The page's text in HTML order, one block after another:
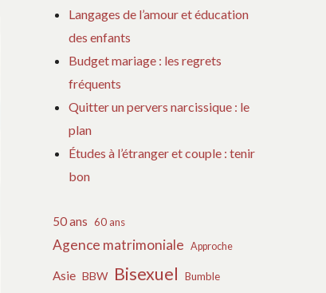
Langages de l’amour et éducation
des enfants
Budget mariage : les regrets
fréquents
Quitter un pervers narcissique : le
plan
Études à l’étranger et couple : tenir
bon
50 ans 60 ans
Agence matrimoniale Approche
Asie BBW Bisexuel Bumble